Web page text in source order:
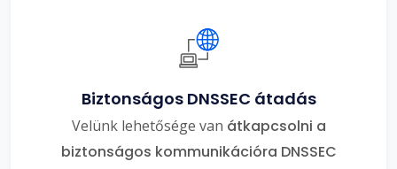
Biztonságos DNSSEC átadás
Velünk lehetősége van átkapcsolni a
biztonságos kommunikációra DNSSEC